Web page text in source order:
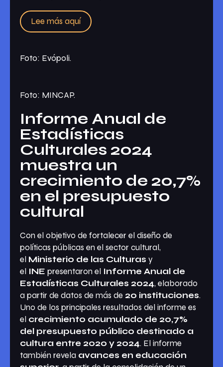
Lee más aquí
Foto: Evópoli.
Foto: MINCAP.
Informe Anual de
Estadísticas
Culturales 2024
muestra un
crecimiento de 20,7%
en el presupuesto
cultural
Con el objetivo de fortalecer el diseño de
políticas públicas en el sector cultural,
el Ministerio de las Culturas y
el INE presentaron el Informe Anual de
Estadísticas Culturales 2024, elaborado
a partir de datos de más de 20 instituciones.
Uno de los principales resultados del informe es
el crecimiento acumulado de 20,7%
del presupuesto público destinado a
cultura entre 2020 y 2024. El informe
también revela avances en educación